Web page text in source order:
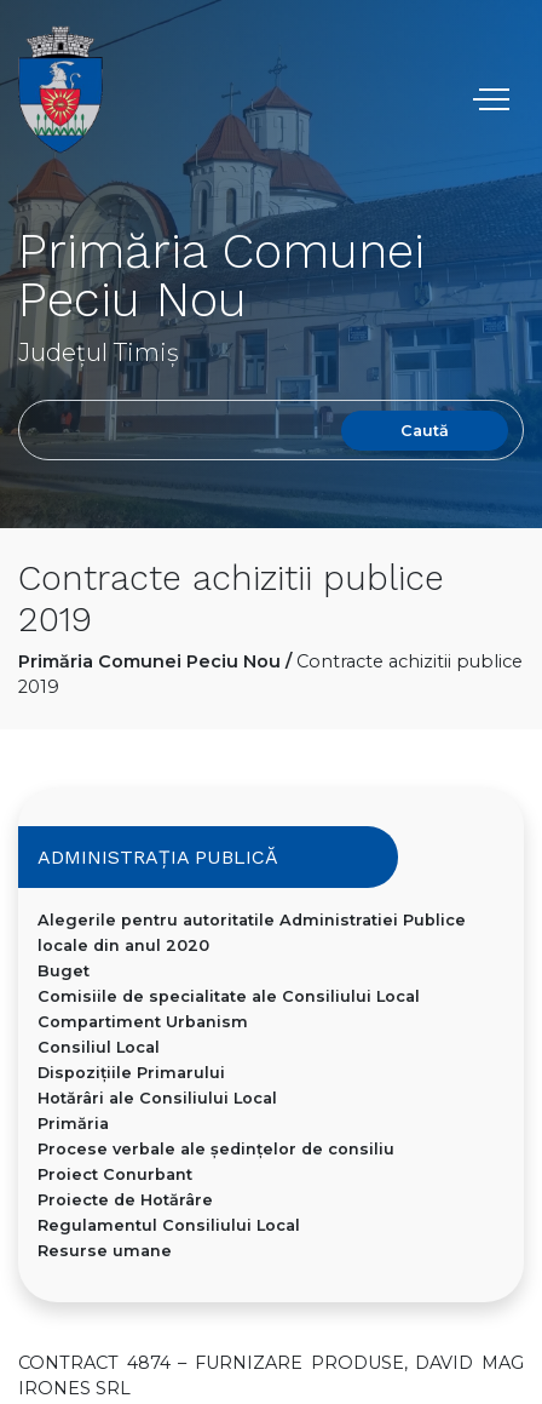
Primăria Comunei
Peciu Nou
Județul Timiș
Caută
Contracte achizitii publice
2019
Primăria Comunei Peciu Nou / Contracte achizitii publice
2019
ADMINISTRAȚIA PUBLICĂ
Alegerile pentru autoritatile Administratiei Publice
locale din anul 2020
Buget
Comisiile de specialitate ale Consiliului Local
Compartiment Urbanism
Consiliul Local
Dispoziţiile Primarului
Hotărâri ale Consiliului Local
Primăria
Procese verbale ale ședințelor de consiliu
Proiect Conurbant
Proiecte de Hotărâre
Regulamentul Consiliului Local
Resurse umane
CONTRACT 4874 – FURNIZARE PRODUSE, DAVID MAG
IRONES SRL